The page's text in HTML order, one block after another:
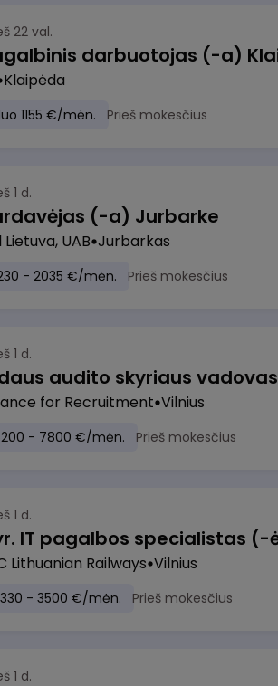
22 val.
Klaipėda
1155 €/mėn. Prieš mokesčius
1 d.
(-a) Jurbarke
Lietuva, UAB Jurbarkas
- 2035 €/mėn. Prieš mokesčius
1 d.
audito skyriaus
for Recruitment Vilnius
- 7800 €/mėn. Prieš mokesčius
1 d.
IT pagalbos specialistas (-
Lithuanian Railways Vilnius
- 3500 €/mėn. Prieš mokesčius
1 d.